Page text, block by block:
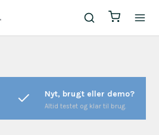
Nyt, brugt eller demo?
Altid testet og klar til brug.